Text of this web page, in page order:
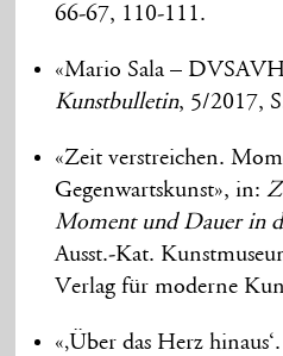
66-67, 110-111.
«Mario Sala –
Kunstbulletin, 5/2017,
«Zeit verstreichen.
Gegenwartskunst», in:
Moment und Dauer in
Ausst.-Kat.
Verlag für moderne
«‚Über das Herz